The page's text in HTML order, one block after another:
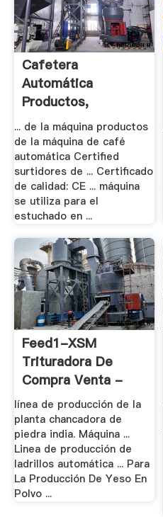
Cafetera
Automática
Productos,
Fabricantes, .
... de la máquina productos
de la máquina de café
automática Certified
surtidores de ... Certificado
de calidad: CE ... máquina
se utiliza para el
estuchado en ...
Feed1-XSM
Trituradora De
Compra Venta -
Molino .
línea de producción de la
planta chancadora de
piedra india. Máquina ...
Linea de producción de
ladrillos automática ... Para
La Producción De Yeso En
Polvo ...